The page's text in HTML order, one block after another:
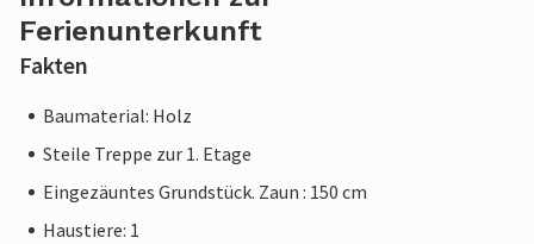
Ferienunterkunft
Fakten
Baumaterial: Holz
Steile Treppe zur 1. Etage
Eingezäuntes Grundstück. Zaun : 150 cm
Haustiere: 1